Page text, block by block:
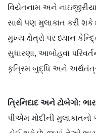
વિયેતનામ અને
સાથે પણ મુલાકાત કરી શકે
મુખ્ય ક્ષેત્રો પર ધ્યાન
સુધારણા, આબોહવા
કૃત્રિમ બુદ્ધિ અને
ત્રિનિદાદ અને ટોબેગો:
પીએમ મોદીની મુલાકાતનો